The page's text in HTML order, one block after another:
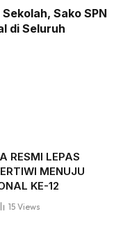
Sako SPN
di Seluruh
RESMI LEPAS
MENUJU
KE-12
15 Views